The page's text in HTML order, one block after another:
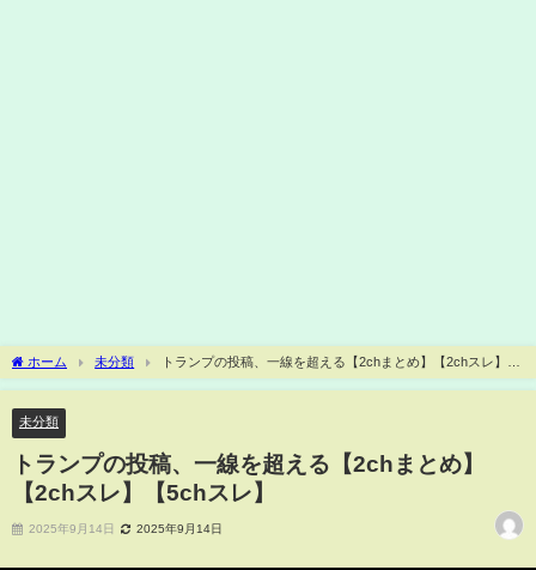
ホーム 未分類
トランプの投稿、一線を超える【2chまとめ】【2chスレ】
【5chスレ】
未分類
トランプの投稿、一線を超える【2chまとめ】
【2chスレ】【5chスレ】
2025年9月14日 2025年9月14日